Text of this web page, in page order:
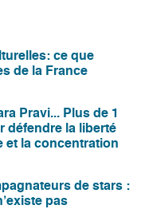
ce que
de la France
Pravi... Plus de 1
défendre la liberté
et la concentration
de stars :
pas